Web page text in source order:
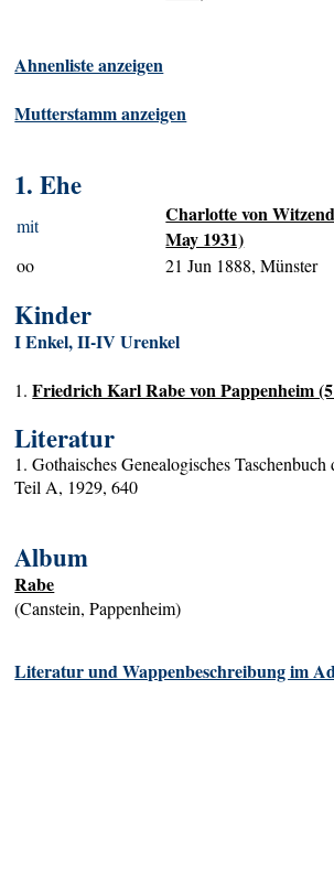
Ahnenliste anzeigen
Mutterstamm anzeigen
1. Ehe
mit
Charlotte von
May 1931)
oo 21 Jun 1888, Münster
Kinder
I Enkel, II-IV Urenkel
1.Friedrich Karl Rabe von Pappenheim
Literatur
1. Gothaisches Genealogisches
Teil A, 1929, 640
Album
Rabe
(Canstein, Pappenheim)
Literatur und Wappenbeschreibung im